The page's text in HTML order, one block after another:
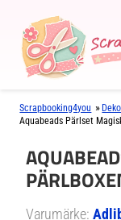
Scrapbooking4you »
Aquabeads Pärlset
Varumärke: